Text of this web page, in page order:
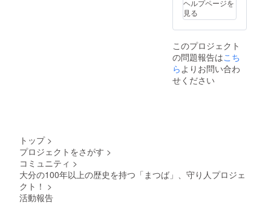
できま
す。 ※
車で１
度の場
所に、
民宿や
温泉施
設があ
付、
シェア
ハウス
りワー
ク
ショッ
プ時に
投票さ
つき２
名まで
ヘルプページを
見る
このプロジェクト
の問題報告はこち
ら よりお問い合わ
せください
トップ >
プロジェクトをさがす >
コミュニティ >
大分の100年以上の歴史を持つ「まつば」、守り人プロジェ
クト！ >
活動報告